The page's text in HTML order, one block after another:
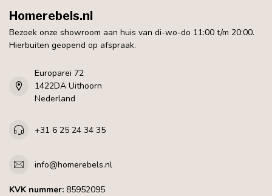
Homerebels.nl
Bezoek onze showroom aan huis van di-wo-do 11:00 t/m 20:00.
Hierbuiten geopend op afspraak.
Europarei 72
1422DA Uithoorn
Nederland
+31 6 25 24 34 35
info@homerebels.nl
KVK nummer: 85952095